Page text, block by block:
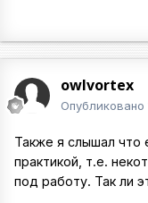
owlvortex
Опубликовано
Также я слышал что
практикой, т.е.
под работу. Так ли